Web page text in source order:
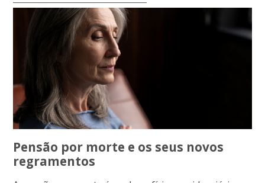
Pensão por morte e os seus novos
regramentos